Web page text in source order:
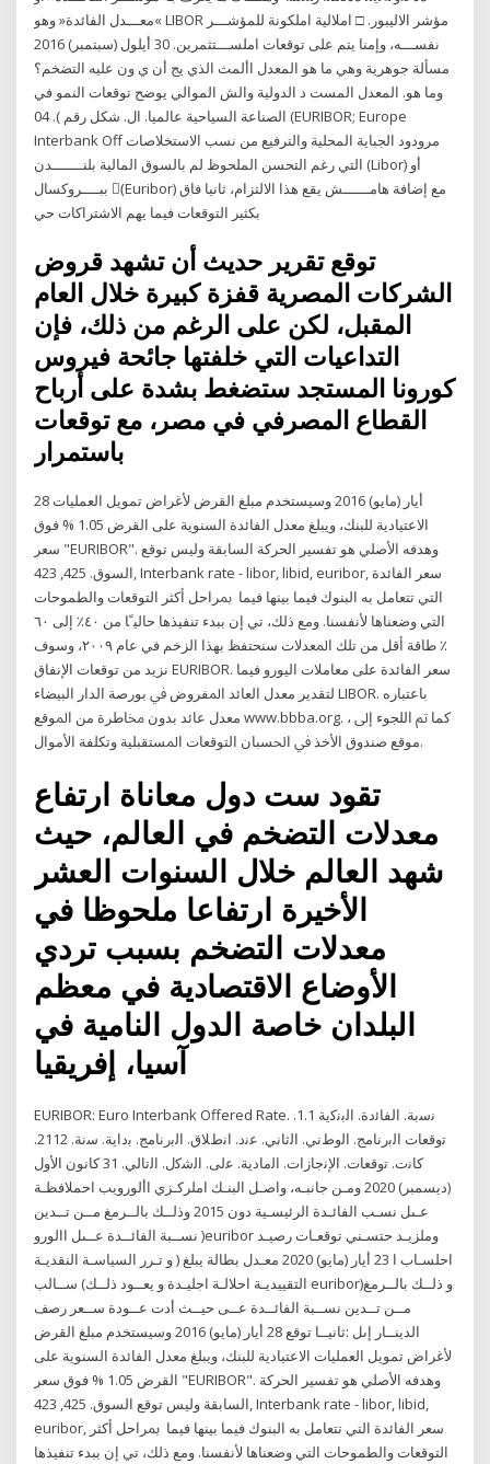
»معـــدل الفائدة« وهو LIBOR مؤشر الاليبور. □ املالية املكونة للمؤشـــر
نفســـه، وإمنا يتم على توقعات املســـتثمرين. 30 أيلول (سبتمبر) 2016
مسألة جوهرية وهي ما هو المعدل األمث الذي يج أن ي ون عليه التضخم؟
وما هو. المعدل المست د الدولية والش الموالي يوضح توقعات النمو في
الصناعة السياحية عالميا. ال. شكل رقم ). 04 (EURIBOR; Europe
Interbank Off مرودود الجباية المحلية والترفيع من نسب الاستخلاصات
التي رغم التحسن الملحوظ لم بالسوق المالية بلنـــــــدن (Libor) أو
ببــــروكسال (ُEuribor) مع إضافة هامــــــش يقع هذا الالتزام، ثانيا فاق
بكثير التوقعات فيما يهم الاشتراكات حي
توقع تقرير حديث أن تشهد قروض
الشركات المصرية قفزة كبيرة خلال العام
المقبل، لكن على الرغم من ذلك، فإن
التداعيات التي خلفتها جائحة فيروس
كورونا المستجد ستضغط بشدة على أرباح
القطاع المصرفي في مصر، مع توقعات
باستمرار
28 أيار (مايو) 2016 وسيستخدم مبلغ القرض لأغراض تمويل العمليات
الاعتيادية للبنك، ويبلغ معدل الفائدة السنوية على القرض 1.05 % فوق
سعر "EURIBOR". وهدفه الأصلي هو تفسير الحركة السابقة وليس توقع
السوق. 425, 423, Interbank rate - libor, libid, euribor, سعر الفائدة
التي تتعامل به البنوك فيما بينها فيما ﲟﺮﺍﺣﻞ ﺃﻛﺜﺮ ﺍﻟﺘﻮﻗﻌﺎﺕ ﻭﺍﻟﻄﻤﻮﺣﺎﺕ
ﺍﻟﺘﻲ ﻭﺿﻌﻨﺎﻫﺎ ﻷﻧﻔﺴﻨﺎ. ﻭﻣﻊ ﺫﻟﻚ، ﺗﻲ ﺇﻥ ﺑﺒﺪﺀ ﺗﻨﻔﻴﺬﻫﺎ ﺣﺎﻟﻴﹰﺎ ﻣﻦ ٤٠٪ ﺇﻟﻰ ٦٠
٪ ﻃﺎﻗﺔ ﺃﻗﻞ ﻣﻦ ﺗﻠﻚ ﺍﳌﻌﺪﻻﺕ ﺳﻨﺤﺘﻔﻆ ﺑﻬﺬﺍ ﺍﻟﺰﺧﻢ ﻓﻲ ﻋﺎﻡ ٢٠٠٩، ﻭﺳﻮﻑ
ﻧﺰﻳﺪ ﻣﻦ ﺗﻮﻗﻌﺎﺕ ﺍﻹﻧﻔﺎﻕ EURIBOR. ﺳﻌﺮ ﺍﻟﻔﺎﺋﺪﺓ ﻋﻠﻰ ﻣﻌﺎﻣﻼﺕ ﺍﻟﻴﻮﺭﻭ ﻓﻴﻤﺎ
ﻟﺘﻘﺪﻳﺮ ﻣﻌﺪل اﻟﻌﺎﺋﺪ اﳌﻔﺮوض ﰲ ﺑﻮرﺻﺔ اﻟﺪار اﻟﺒﻴﻀﺎء LIBOR. ﺑﺎﻋﺘﺒﺎرﻩ
ﻣﻌﺪل ﻋﺎﺋﺪ ﺑﺪون ﳐﺎﻃﺮة ﻣﻦ اﳌﻮﻗﻊ www.bbba.org. ، ﻛﻤﺎ ﰎ اﻟﻠﺠﻮء إﱃ
ﻣﻮﻗﻊ ﺻﻨﺪوق اﻷﺧﺬ ﰲ اﳊﺴﺒﺎن اﻟﺘﻮﻗﻌﺎت اﳌﺴﺘﻘﺒﻠﻴﺔ وﺗﻜﻠﻔﺔ اﻷﻣﻮال.
تقود ست دول معاناة ارتفاع
معدلات التضخم في العالم، حيث
شهد العالم خلال السنوات العشر
الأخيرة ارتفاعا ملحوظا في
معدلات التضخم بسبب تردي
الأوضاع الاقتصادية في معظم
البلدان خاصة الدول النامية في
آسيا، إفريقيا
EURIBOR: Euro Interbank Offered Rate. ﻧﺳﺑﺔ. اﻟﻔﺎﺋدة. اﻟﺑﻧﮐﯾﺔ 1.1.
ﺗوﻗﻌﺎت اﻟﺑرﻧﺎﻣﺞ. اﻟوطﻧﻲ. اﻟﺛﺎﻧﻲ. ﻋﻧد. اﻧطﻼق. اﻟﺑرﻧﺎﻣﺞ. ﺑداﯾﺔ. ﺳﻧﺔ. 2112.
ﮐﺎﻧت. ﺗوﻗﻌﺎت. اﻹﻧﺟﺎزات. اﻟﻣﺎدﯾﺔ. ﻋﻟﯽ. اﻟﺷﮐل. اﻟﺗﺎﻟﻲ. 31 كانون الأول
(ديسمبر) 2020 ومـن جانبـه، واصـل البنـك املركـزي األورويب احملافظـة
عـىل نسـب الفائـدة الرئيسـية دون 2015 وذلــك بالــرمغ مــن تــدين
نســبة الفائــدة عــىل االورو )euribor وملزيـد حتسـني توقعـات رصيـد
احلسـاب ا 23 أيار (مايو) 2020 معـدل بطالة يبلغ ( و تـرر السياسـة النقديـة
التقييديـة احلالـة اجليـدة و يعــود ذلــك) ســالب euribor)و ذلــك بالــرمغ
مــن تــدين نســبة الفائــدة عــى حیــث أدت عــودة ســعر رصف
الدینــار إىل :ثانيــا توقع 28 أيار (مايو) 2016 وسيستخدم مبلغ القرض
لأغراض تمويل العمليات الاعتيادية للبنك، ويبلغ معدل الفائدة السنوية على
القرض 1.05 % فوق سعر "EURIBOR". وهدفه الأصلي هو تفسير الحركة
السابقة وليس توقع السوق. 425, 423, Interbank rate - libor, libid,
euribor, سعر الفائدة التي تتعامل به البنوك فيما بينها فيما ﲟﺮﺍﺣﻞ ﺃﻛﺜﺮ
ﺍﻟﺘﻮﻗﻌﺎﺕ ﻭﺍﻟﻄﻤﻮﺣﺎﺕ ﺍﻟﺘﻲ ﻭﺿﻌﻨﺎﻫﺎ ﻷﻧﻔﺴﻨﺎ. ﻭﻣﻊ ﺫﻟﻚ، ﺗﻲ ﺇﻥ ﺑﺒﺪﺀ ﺗﻨﻔﻴﺬﻫﺎ